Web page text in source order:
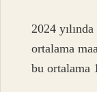
2024
ortalama
bu ortalama